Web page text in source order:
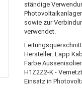
ständige
sowie zur
verwendet.
Hersteller: Lapp
Farbe
H1Z2Z2-K -
Einsatz in